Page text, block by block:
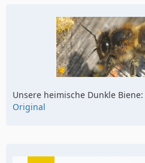
Unsere heimische Dunkle Biene:
Original